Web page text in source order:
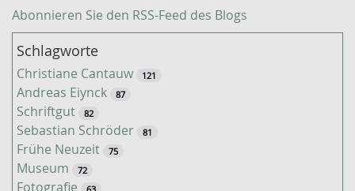
Abonnieren Sie den RSS-Feed des Blogs
Schlagworte
Christiane Cantauw 121
Andreas Eiynck 87
Schriftgut 82
Sebastian Schröder 81
Frühe Neuzeit 75
Museum 72
Fotografie 63